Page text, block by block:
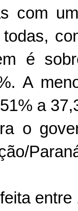
com
é
A
a
o